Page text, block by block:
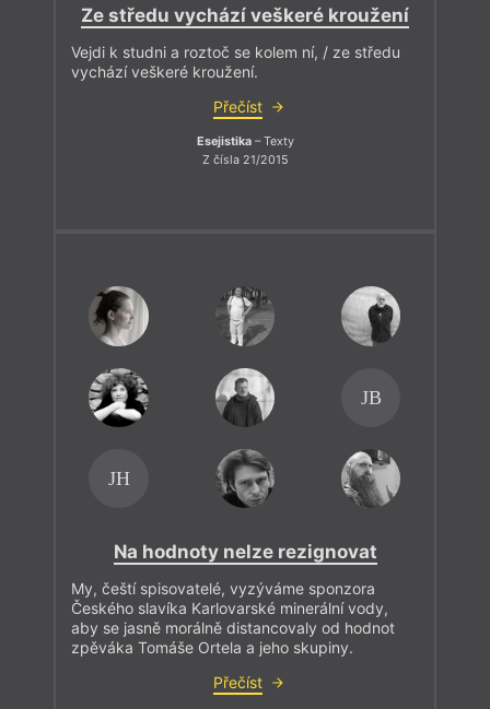
Ze středu vychází veškeré kroužení
Vejdi k studni a roztoč se kolem ní, / ze středu
vychází veškeré kroužení.
Přečíst
Esejistika– Texty
Z čísla 21/2015
JB
JH
Na hodnoty nelze rezignovat
My, čeští spisovatelé, vyzýváme sponzora
Českého slavíka Karlovarské minerální vody,
aby se jasně morálně distancovaly od hodnot
zpěváka Tomáše Ortela a jeho skupiny.
Přečíst